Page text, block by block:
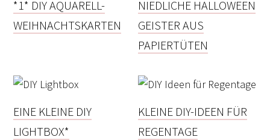
*1* DIY AQUARELL-
WEIHNACHTSKARTEN
NIEDLICHE HALLOWEEN
GEISTER AUS
PAPIERTÜTEN
EINE KLEINE DIY
LIGHTBOX*
KLEINE DIY-IDEEN FÜR
REGENTAGE